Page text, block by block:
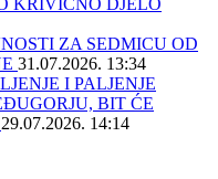
KRIVIČNO DJELO
ZA SEDMICU OD
31.07.2026. 13:34
I PALJENJE
BIT ĆE
29.07.2026. 14:14